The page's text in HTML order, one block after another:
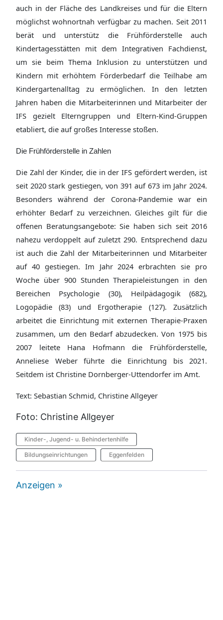
auch in der Fläche des Landkreises und für die Eltern
möglichst wohnortnah verfügbar zu machen. Seit 2011
berät und unterstütz die Frühförderstelle auch
Kindertagesstätten mit dem Integrativen Fachdienst,
um sie beim Thema Inklusion zu unterstützen und
Kindern mit erhöhtem Förderbedarf die Teilhabe am
Kindergartenalltag zu ermöglichen. In den letzten
Jahren haben die Mitarbeiterinnen und Mitarbeiter der
IFS gezielt Elterngruppen und Eltern-Kind-Gruppen
etabliert, die auf großes Interesse stoßen.
Die Frühförderstelle in Zahlen
Die Zahl der Kinder, die in der IFS gefördert werden, ist
seit 2020 stark gestiegen, von 391 auf 673 im Jahr 2024.
Besonders während der Corona-Pandemie war ein
erhöhter Bedarf zu verzeichnen. Gleiches gilt für die
offenen Beratungsangebote: Sie haben sich seit 2016
nahezu verdoppelt auf zuletzt 290. Entsprechend dazu
ist auch die Zahl der Mitarbeiterinnen und Mitarbeiter
auf 40 gestiegen. Im Jahr 2024 erbrachten sie pro
Woche über 900 Stunden Therapieleistungen in den
Bereichen Psychologie (30), Heilpädagogik (682),
Logopädie (83) und Ergotherapie (127). Zusätzlich
arbeitet die Einrichtung mit externen Therapie-Praxen
zusammen, um den Bedarf abzudecken. Von 1975 bis
2007 leitete Hana Hofmann die Frühförderstelle,
Anneliese Weber führte die Einrichtung bis 2021.
Seitdem ist Christine Dornberger-Uttendorfer im Amt.
Text: Sebastian Schmid, Christine Allgeyer
Foto: Christine Allgeyer
Kinder-, Jugend- u. Behindertenhilfe
Bildungseinrichtungen Eggenfelden
Anzeigen »